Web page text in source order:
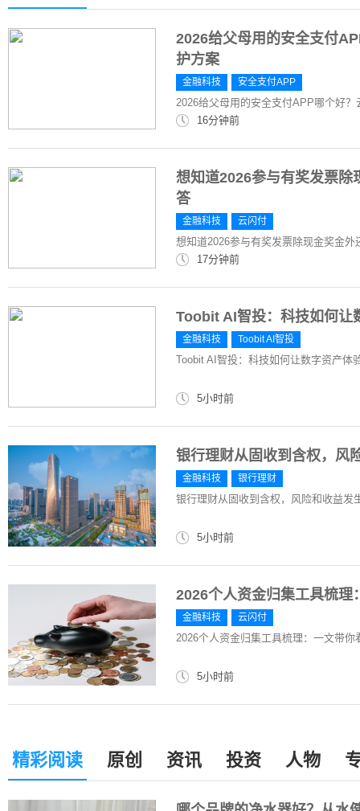
2026给父母用的安全支付
护方案
金融科技 安全支付APP
2026给父母用的安全支付APP哪个好
16分钟前
想知道2026参与有奖发票除
答
金融科技 云闪付
想知道2026参与有奖发票除现金奖金
17分钟前
Toobit AI智投：科技如何让
金融科技 Toobit AI智投
Toobit AI智投：科技如何让数字资产体
5小时前
银行理财从固收到含权，风
金融科技 银行理财
银行理财从固收到含权，风险和收益发
5小时前
2026个人资金归集工具梳理
金融科技 云闪付
2026个人资金归集工具梳理：一文带
5小时前
精彩阅读 原创 资讯 投资 人物